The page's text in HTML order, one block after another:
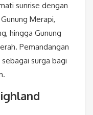
sunrise dengan
Merapi,
hingga Gunung
Pemandangan
surga bagi